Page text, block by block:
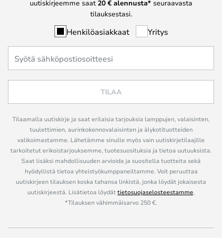
uutiskirjeemme saat 20 € alennusta* seuraavasta
tilauksestasi.
Henkilöasiakkaat Yritys
TILAA
Tilaamalla uutiskirje ja saat erilaisia tarjouksia lamppujen, valaisinten,
tuulettimien, aurinkokennovalaisinten ja älykotituotteiden
valikoimastamme. Lähetämme sinulle myös vain uutiskirjetilaajille
tarkoitetut erikoistarjouksemme, tuotesuosituksia ja tietoa uutuuksista.
Saat lisäksi mahdollisuuden arvioida ja suositella tuotteita sekä
hyödyllistä tietoa yhteistyökumppaneiltamme. Voit peruuttaa
uutiskirjeen tilauksen koska tahansa linkistä, jonka löydät jokaisesta
uutiskirjeestä. Lisätietoa löydättietosuojaselosteestamme.
*Tilauksen vähimmäisarvo 250 €.